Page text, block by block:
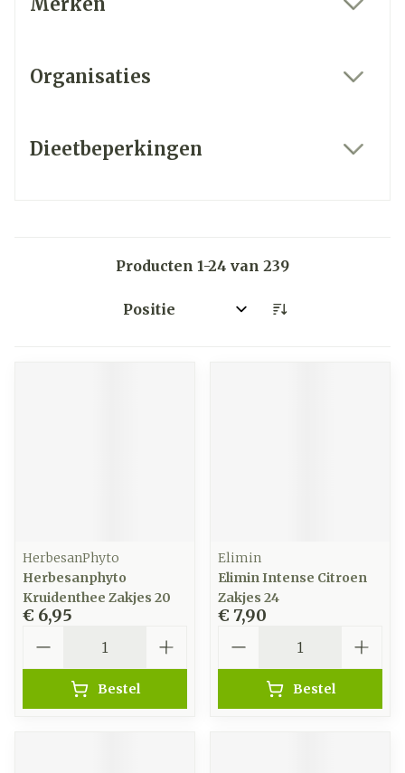
Organisaties
Dieetbeperkingen
Producten 1-24 van 239
Sorteer op:
HerbesanPhyto
Herbesanphyto
Kruidenthee Zakjes 20
€ 6,95
Bestel
Elimin
Elimin Intense Citroen
Zakjes 24
€ 7,90
Bestel